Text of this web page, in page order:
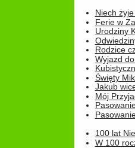
Niech
Ferie w
Urodziny
Rodzice
Wyjazd
Święty
Jakub
Mój
100 lat
W 100